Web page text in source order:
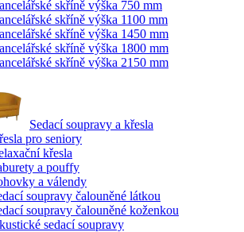
skříně výška 750 mm
skříně výška 1100 mm
skříně výška 1450 mm
skříně výška 1800 mm
skříně výška 2150 mm
Sedací soupravy a křesla
pro seniory
křesla
a pouffy
a válendy
soupravy čalouněné látkou
soupravy čalouněné koženkou
sedací soupravy